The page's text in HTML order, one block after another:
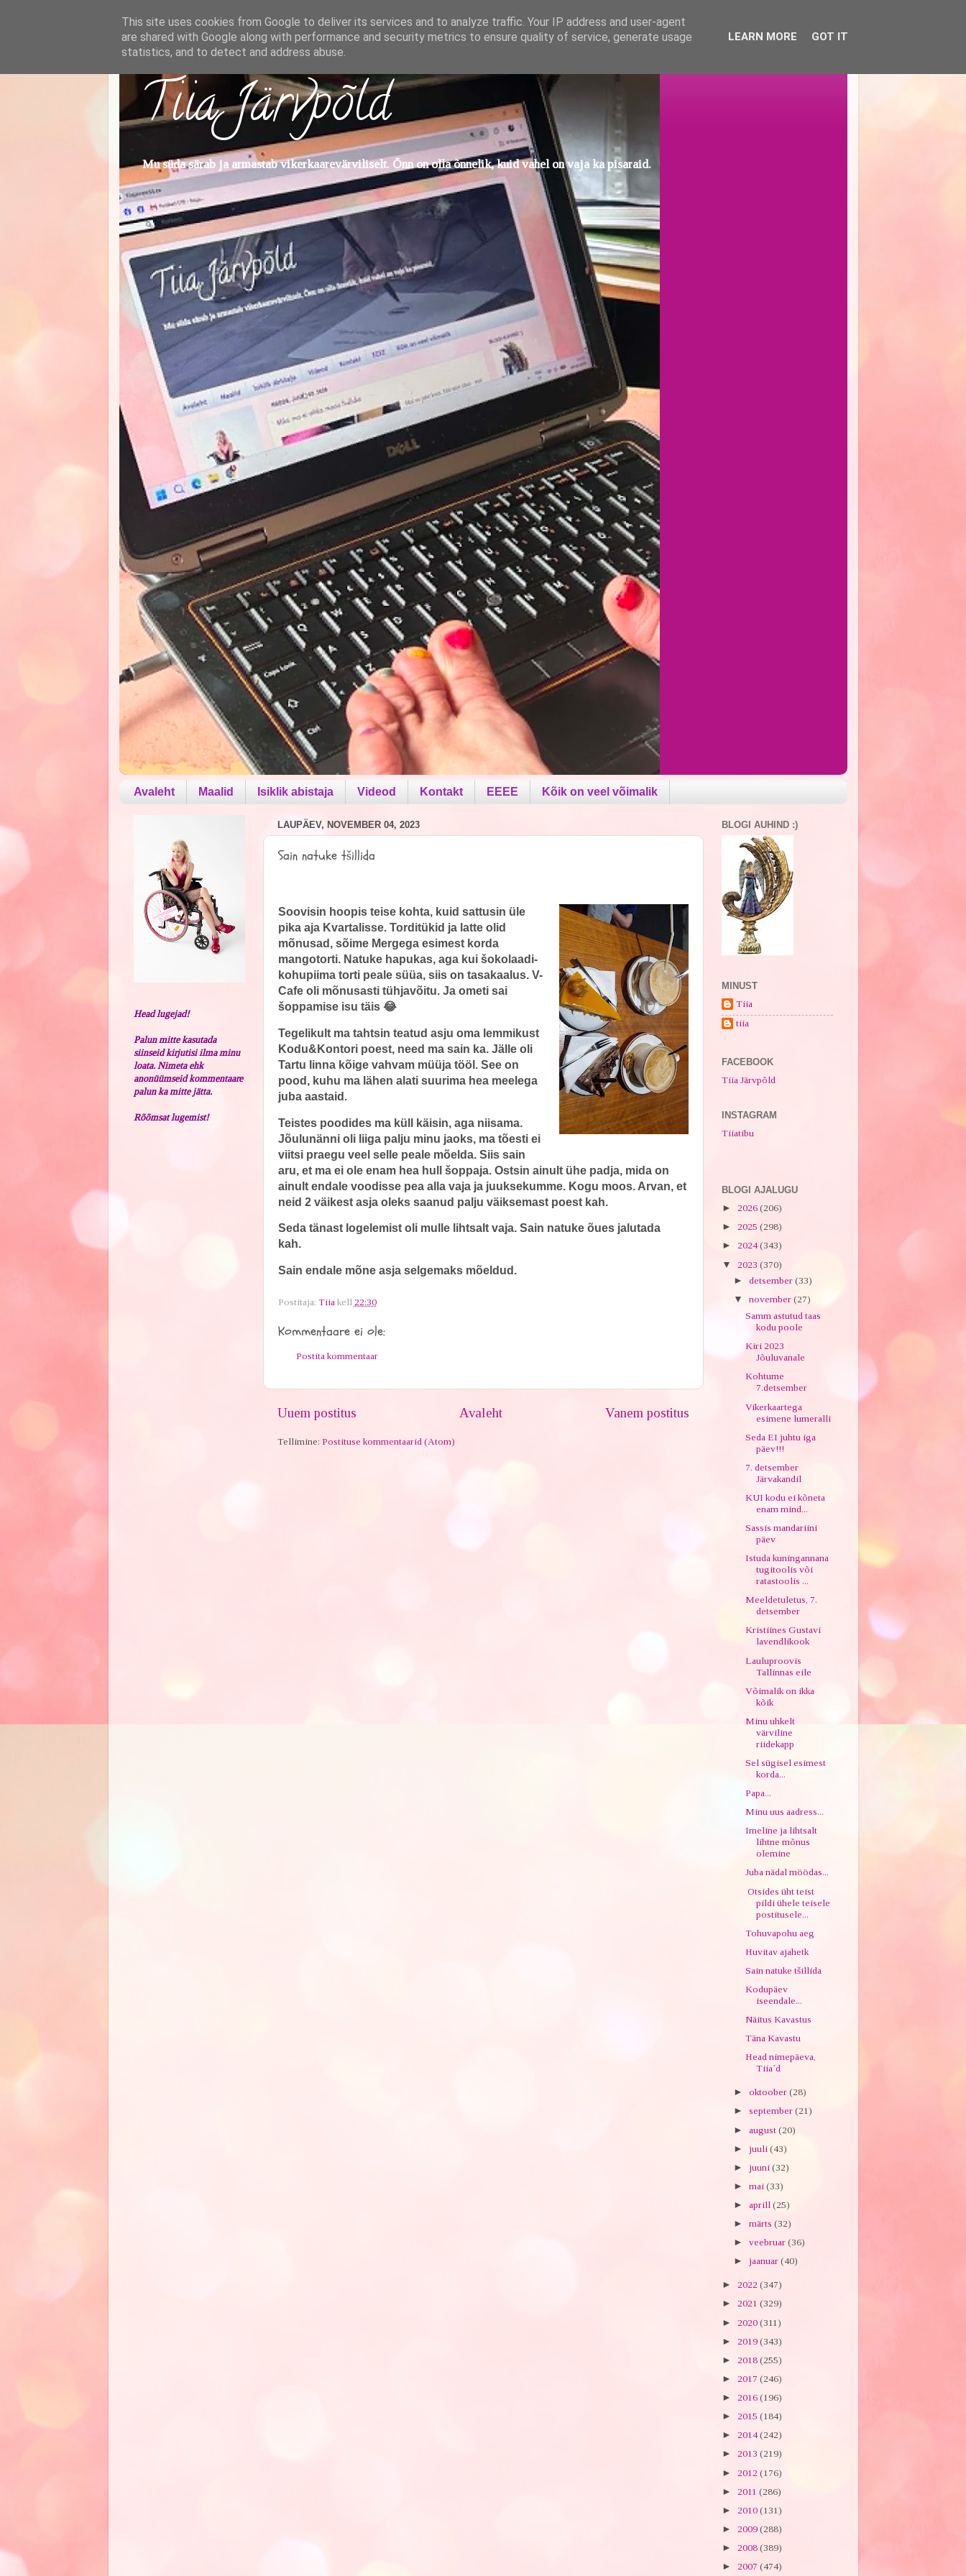
Tiia Järvpõld
Mu süda särab ja armastab vikerkaarevärviliselt. Õnn on olla õnnelik, kuid vahel on vaja ka pisaraid.
Avaleht Maalid Isiklik abistaja Videod Kontakt EEEE Kõik on veel võimalik
LAUPÄEV, NOVEMBER 04, 2023
Sain natuke tšillida
Soovisin hoopis teise kohta, kuid sattusin üle
pika aja Kvartalisse. Torditükid ja latte olid
mõnusad, sõime Mergega esimest korda
mangotorti. Natuke hapukas, aga kui šokolaadi-
kohupiima torti peale süüa, siis on tasakaalus. V-
Cafe oli mõnusasti tühjavõitu. Ja ometi sai
šoppamise isu täis 😂
Tegelikult ma tahtsin teatud asju oma lemmikust
Kodu&Kontori poest, need ma sain ka. Jälle oli
Tartu linna kõige vahvam müüja tööl. See on
pood, kuhu ma lähen alati suurima hea meelega
juba aastaid.
Teistes poodides ma küll käisin, aga niisama.
Jõulunänni oli liiga palju minu jaoks, ma tõesti ei
viitsi praegu veel selle peale mõelda. Siis sain
aru, et ma ei ole enam hea hull šoppaja. Ostsin ainult ühe padja, mida on
ainult endale voodisse pea alla vaja ja juuksekumme. Kogu moos. Arvan, et
neid 2 väikest asja oleks saanud palju väiksemast poest kah.
Seda tänast logelemist oli mulle lihtsalt vaja. Sain natuke õues jalutada
kah.
Sain endale mõne asja selgemaks mõeldud.
Postitaja: Tiia kell 22:30
Kommentaare ei ole:
Postita kommentaar
Uuem postitus Vanem postitus
Avaleht
Tellimine: Postituse kommentaarid (Atom)
Head lugejad!
Palun mitte kasutada
siinseid kirjutisi ilma minu
loata. Nimeta ehk
anonüümseid kommentaare
palun ka mitte jätta.
Rõõmsat lugemist!
BLOGI AUHIND :)
MINUST
Tiia
tiia
FACEBOOK
Tiia Järvpõld
INSTAGRAM
Tiiatibu
BLOGI AJALUGU
► 2026 (206)
► 2025 (298)
► 2024(343)
▼ 2023 (370)
► detsember (33)
▼ november (27)
Samm astutud taas
kodu poole
Kiri 2023
Jõuluvanale
Kohtume
7.detsember
Vikerkaartega
esimene lumeralli
Seda EI juhtu iga
päev!!!
7. detsember
Järvakandil
KUI kodu ei kõneta
enam mind...
Sassis mandariini
päev
Istuda kuningannana
tugitoolis või
ratastoolis ...
Meeldetuletus, 7.
detsember
Kristiines Gustavi
lavendlikook
Lauluproovis
Tallinnas eile
Võimalik on ikka
kõik
Minu uhkelt
värviline
riidekapp
Sel sügisel esimest
korda...
Papa...
Minu uus aadress...
Imeline ja lihtsalt
lihtne mõnus
olemine
Juba nädal möödas...
Otsides üht teist
pildi ühele teisele
postitusele...
Tohuvapohu aeg
Huvitav ajahetk
Sain natuke tšillida
Kodupäev
iseendale...
Näitus Kavastus
Täna Kavastu
Head nimepäeva,
Tiia´d
► oktoober (28)
► september (21)
► august (20)
► juuli (43)
► juuni (32)
► mai (33)
► aprill (25)
► märts (32)
► veebruar (36)
► jaanuar (40)
► 2022 (347)
► 2021 (329)
► 2020 (311)
► 2019 (343)
► 2018 (255)
► 2017 (246)
► 2016 (196)
► 2015 (184)
► 2014(242)
► 2013 (219)
► 2012 (176)
► 2011 (286)
► 2010 (131)
► 2009 (288)
► 2008 (389)
► 2007 (474)
This site uses cookies from Google to deliver its services and to analyze traffic. Your IP address and user-agent
are shared with Google along with performance and security metrics to ensure quality of service, generate usage
statistics, and to detect and address abuse.
LEARN MORE GOT IT